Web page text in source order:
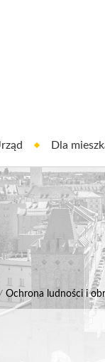
Dla
Ochrona ludności i